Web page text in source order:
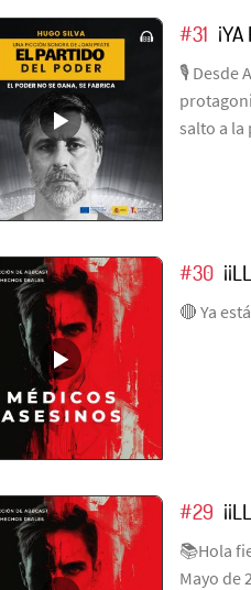
#31
🎙️ Desde
salto a la
#30
🔴 Ya
#29
📚Hola
Mayo de